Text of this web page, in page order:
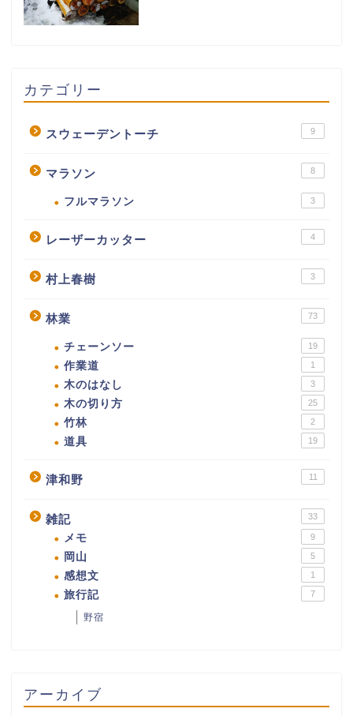
カテゴリー
スウェーデントーチ 9
マラソン 8
フルマラソン 3
レーザーカッター 4
村上春樹 3
林業 73
チェーンソー 19
作業道 1
木のはなし 3
木の切り方 25
竹林 2
道具 19
津和野 11
雑記 33
メモ 9
岡山 5
感想文 1
旅行記 7
野宿
アーカイブ